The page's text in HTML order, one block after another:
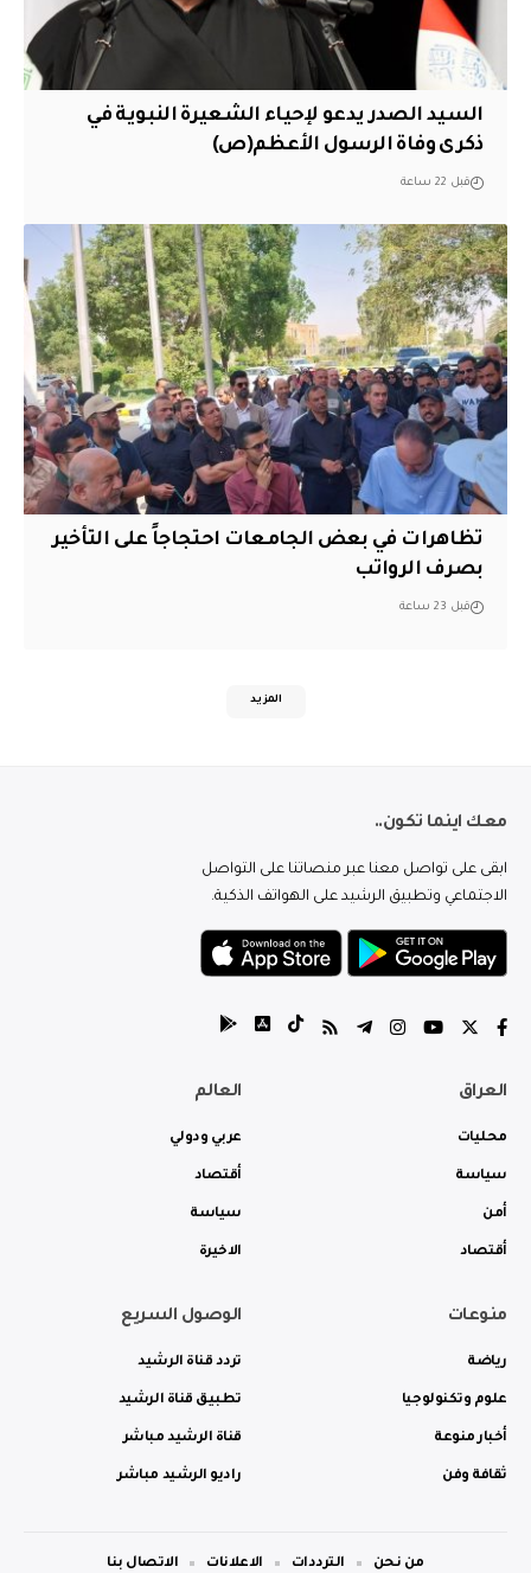
السيد الصدر يدعو لإحياء الشعيرة النبوية في
ذكرى وفاة الرسول الأعظم(ص)
قبل 22 ساعة
تظاهرات في بعض الجامعات احتجاجاً على التأخير
بصرف الرواتب
قبل 23 ساعة
المزيد
معك اينما تكون..
ابقى على تواصل معنا عبر منصاتنا على التواصل
الاجتماعي وتطبيق الرشيد على الهواتف الذكية.
العراق
محليات
سياسة
أمن
أقتصاد
العالم
عربي ودولي
أقتصاد
سياسة
الاخيرة
منوعات
رياضة
علوم وتكنولوجيا
أخبار منوعة
ثقافة وفن
الوصول السريع
تردد قناة الرشيد
تطبيق قناة الرشيد
قناة الرشيد مباشر
راديو الرشيد مباشر
من نحن الترددات الاعلانات الاتصال بنا